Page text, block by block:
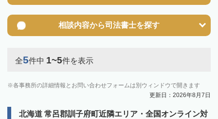
相談内容から司法書士を探す
全5件中 1~5件を表示
各事務所の詳細情報とお問い合わせフォームは別ウィンドウで開きます
更新日：2026年8月7日
北海道 常呂郡訓子府町近隣エリア・全国オンライン対